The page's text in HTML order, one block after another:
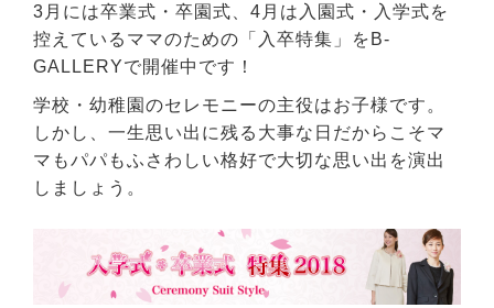
3月には卒業式・卒園式、4月は入園式・入学式を
控えているママのための「入卒特集」をB-
GALLERYで開催中です！
学校・幼稚園のセレモニーの主役はお子様です。
しかし、一生思い出に残る大事な日だからこそマ
マもパパもふさわしい格好で大切な思い出を演出
しましょう。